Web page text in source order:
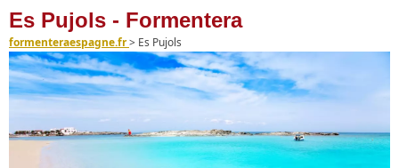
Es Pujols - Formentera
formenteraespagne.fr> Es Pujols